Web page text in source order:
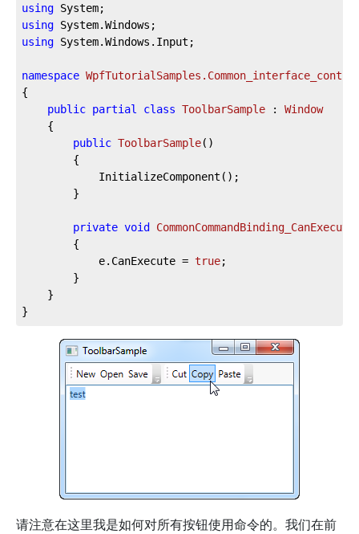
using
using
using System.Windows.Input;
namespace
{
public partial class ToolbarSample : Window
public ToolbarSample( )
private void CommonCommandBinding_CanExecute
			e.CanExecute =
true;
}
请注意在这里我是如何对所有按钮使用命令的。我们在前